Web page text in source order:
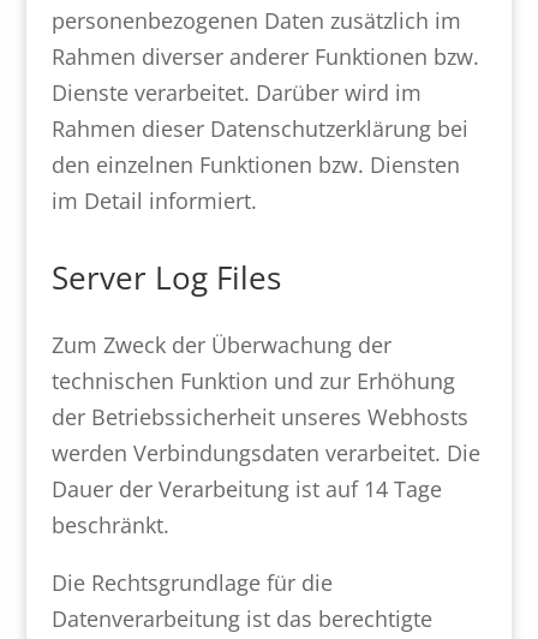
personenbezogenen Daten zusätzlich im
Rahmen diverser anderer Funktionen bzw.
Dienste verarbeitet. Darüber wird im
Rahmen dieser Datenschutzerklärung bei
den einzelnen Funktionen bzw. Diensten
im Detail informiert.
Server Log Files
Zum Zweck der Überwachung der
technischen Funktion und zur Erhöhung
der Betriebssicherheit unseres Webhosts
werden Verbindungsdaten verarbeitet. Die
Dauer der Verarbeitung ist auf 14 Tage
beschränkt.
Die Rechtsgrundlage für die
Datenverarbeitung ist das berechtigte